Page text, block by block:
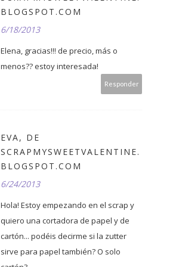
BLOGSPOT.COM
6/18/2013
Elena, gracias!!! de precio, más o
menos?? estoy interesada!
Responder
EVA, DE
SCRAPMYSWEETVALENTINE.
BLOGSPOT.COM
6/24/2013
Hola! Estoy empezando en el scrap y
quiero una cortadora de papel y de
cartón... podéis decirme si la zutter
sirve para papel también? O solo